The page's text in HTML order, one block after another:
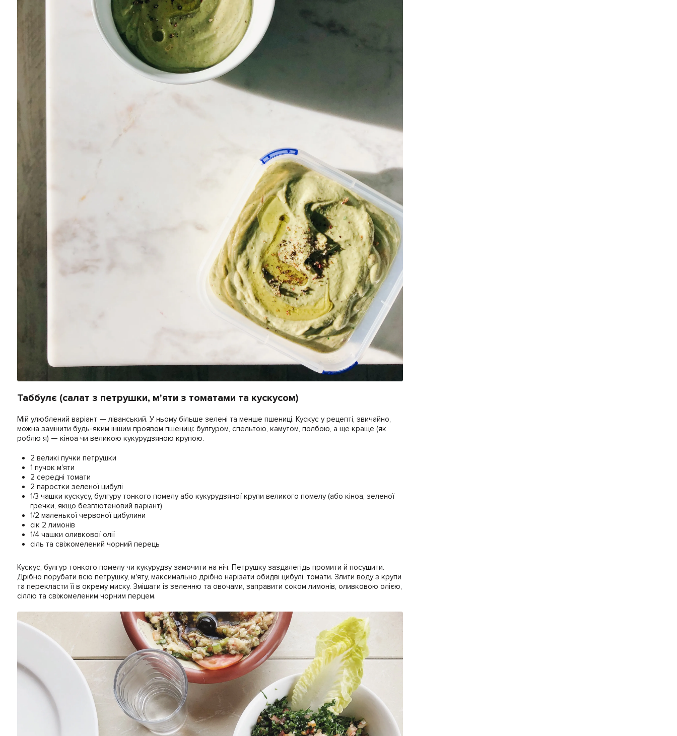
Таббулє (салат з петрушки, м'яти з томатами та кускусом)
Мій улюблений варіант — ліванський. У ньому більше зелені та менше пшениці. Кускус у рецепті, звичайно,
можна замінити будь-яким іншим проявом пшениці: булгуром, спельтою, камутом, полбою, а ще краще (як
роблю я) — кіноа чи великою кукурудзяною крупою.
2 великі пучки петрушки
1 пучок м'яти
2 середні томати
2 паростки зеленої цибулі
1/3 чашки кускусу, булгуру тонкого помелу або кукурудзяної крупи великого помелу (або кіноа, зеленої
гречки, якщо безглютеновий варіант)
1/2 маленької червоної цибулини
сік 2 лимонів
1/4 чашки оливкової олії
сіль та свіжомелений чорний перець
Кускус, булгур тонкого помелу чи кукурудзу замочити на ніч. Петрушку заздалегідь промити й посушити.
Дрібно порубати всю петрушку, м'яту, максимально дрібно нарізати обидві цибулі, томати. Злити воду з крупи
та перекласти її в окрему миску. Змішати із зеленню та овочами, заправити соком лимонів, оливковою олією,
сіллю та свіжомеленим чорним перцем.